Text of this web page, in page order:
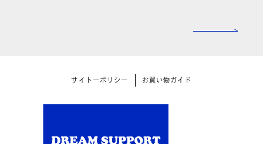
サイトーポリシー お買い物ガイド